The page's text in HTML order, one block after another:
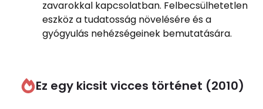
zavarokkal kapcsolatban. Felbecsülhetetlen
eszköz a tudatosság növelésére és a
gyógyulás nehézségeinek bemutatására.
Ez egy kicsit vicces történet (2010)